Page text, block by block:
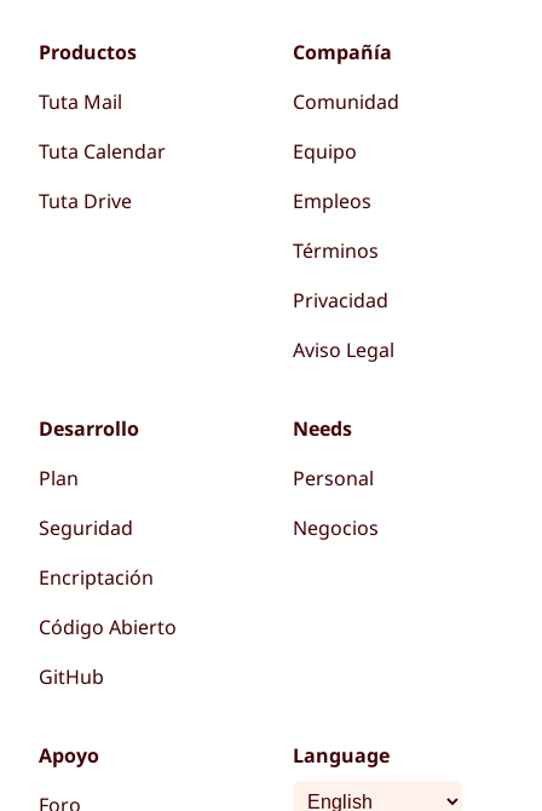
Productos
Tuta Mail
Tuta Calendar
Tuta Drive
Compañía
Comunidad
Equipo
Empleos
Términos
Privacidad
Aviso Legal
Desarrollo
Plan
Seguridad
Encriptación
Código Abierto
GitHub
Needs
Personal
Negocios
Apoyo
Foro
Language